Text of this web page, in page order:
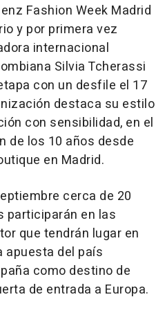
Fashion Week Madrid
y por primera vez
internacional
Silvia Tcherassi
con un desfile el 17
destaca su estilo
con sensibilidad, en el
de los 10 años desde
en Madrid.
cerca de 20
participarán en las
que tendrán lugar en
apuesta del país
como destino de
de entrada a Europa.